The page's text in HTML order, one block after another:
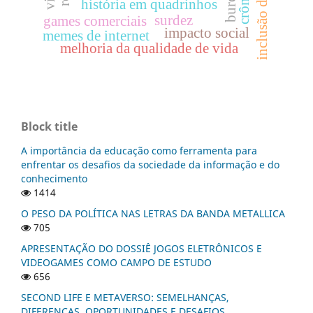
história em quadrinhos
impacto social
games comerciais
memes de internet
surdez
melhoria da qualidade de vida
Block title
A importância da educação como ferramenta para
enfrentar os desafios da sociedade da informação e do
conhecimento
1414
O PESO DA POLÍTICA NAS LETRAS DA BANDA METALLICA
705
APRESENTAÇÃO DO DOSSIÊ JOGOS ELETRÔNICOS E
VIDEOGAMES COMO CAMPO DE ESTUDO
656
SECOND LIFE E METAVERSO: SEMELHANÇAS,